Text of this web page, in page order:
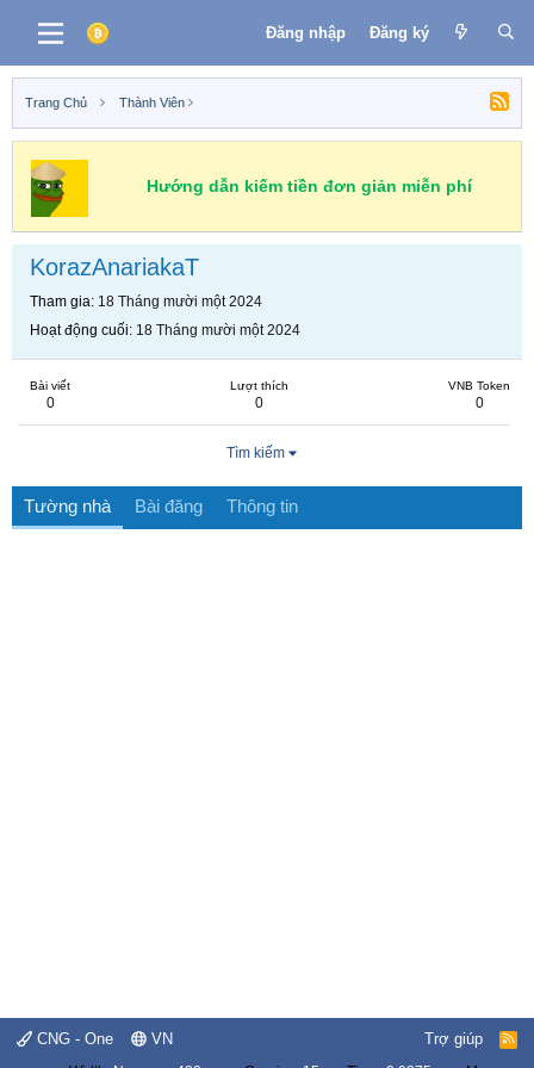
Đăng nhập Đăng ký
Trang Chủ Thành Viên
Hướng dẫn kiếm tiền đơn giản miễn phí
KorazAnariakaT
Tham gia 18 Tháng mười một 2024
Hoạt động cuối 18 Tháng mười một 2024
Bài viết
0
Lượt thích
0
VNB Token
0
Tìm kiếm
Tường nhà Bài đăng Thông tin
CNG - One VN Trợ giúp
R